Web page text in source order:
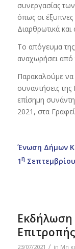
συνεργασίας
όπως οι
Διαρθρωτικά
Το απόγευμα
αναχωρήσει από
Παρακαλούμε να
συναντήσεις
επίσημη
2021, στα
Ένωση Δήμων
1η
Εκδήλωση
23/07/2021 / in Μη